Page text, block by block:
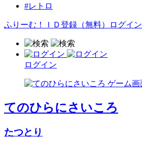
#レトロ
ふりーむ！ＩＤ登録（無料） ログイン
ログイン
てのひらにさいころ
たつとり